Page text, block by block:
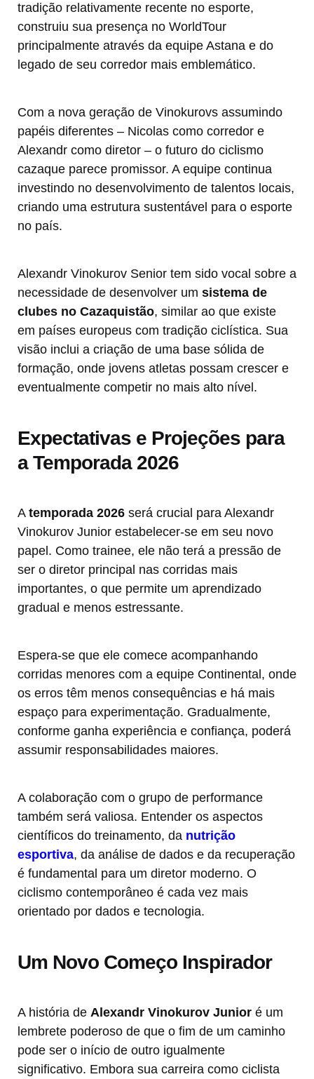
tradição relativamente recente no esporte,
construiu sua presença no WorldTour
principalmente através da equipe Astana e do
legado de seu corredor mais emblemático.
Com a nova geração de Vinokurovs assumindo
papéis diferentes – Nicolas como corredor e
Alexandr como diretor – o futuro do ciclismo
cazaque parece promissor. A equipe continua
investindo no desenvolvimento de talentos locais,
criando uma estrutura sustentável para o esporte
no país.
Alexandr Vinokurov Senior tem sido vocal sobre a
necessidade de desenvolver um sistema de
clubes no Cazaquistão, similar ao que existe
em países europeus com tradição ciclística. Sua
visão inclui a criação de uma base sólida de
formação, onde jovens atletas possam crescer e
eventualmente competir no mais alto nível.
Expectativas e Projeções para
a Temporada 2026
A temporada 2026 será crucial para Alexandr
Vinokurov Junior estabelecer-se em seu novo
papel. Como trainee, ele não terá a pressão de
ser o diretor principal nas corridas mais
importantes, o que permite um aprendizado
gradual e menos estressante.
Espera-se que ele comece acompanhando
corridas menores com a equipe Continental, onde
os erros têm menos consequências e há mais
espaço para experimentação. Gradualmente,
conforme ganha experiência e confiança, poderá
assumir responsabilidades maiores.
A colaboração com o grupo de performance
também será valiosa. Entender os aspectos
científicos do treinamento, da nutrição
esportiva, da análise de dados e da recuperação
é fundamental para um diretor moderno. O
ciclismo contemporâneo é cada vez mais
orientado por dados e tecnologia.
Um Novo Começo Inspirador
A história de Alexandr Vinokurov Junior é um
lembrete poderoso de que o fim de um caminho
pode ser o início de outro igualmente
significativo. Embora sua carreira como ciclista